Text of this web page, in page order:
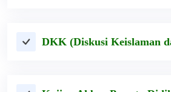
DKK (Diskusi Keislaman